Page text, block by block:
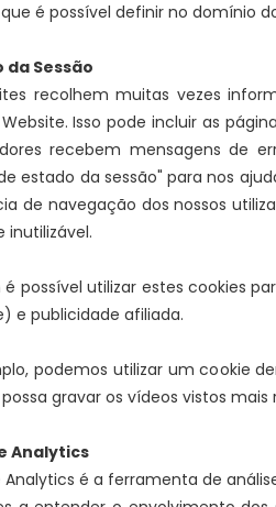
é possível definir no domínio
da Sessão
recolhem muitas vezes
Isso pode incluir as
recebem mensagens de
estado da sessão" para nos
de navegação dos nossos
inutilizável.
possível utilizar estes cookies
e publicidade afiliada.
podemos utilizar um cookie
gravar os vídeos vistos
Analytics
Analytics é a ferramenta de